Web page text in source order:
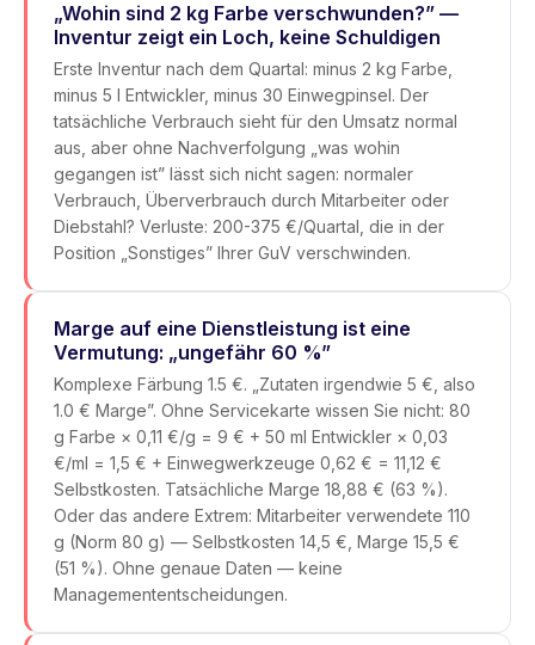
„Wohin sind 2 kg Farbe verschwunden?” —
Inventur zeigt ein Loch, keine Schuldigen
Erste Inventur nach dem Quartal: minus 2 kg Farbe,
minus 5 l Entwickler, minus 30 Einwegpinsel. Der
tatsächliche Verbrauch sieht für den Umsatz normal
aus, aber ohne Nachverfolgung „was wohin
gegangen ist” lässt sich nicht sagen: normaler
Verbrauch, Überverbrauch durch Mitarbeiter oder
Diebstahl? Verluste: 200-375 €/Quartal, die in der
Position „Sonstiges” Ihrer GuV verschwinden.
Marge auf eine Dienstleistung ist eine
Vermutung: „ungefähr 60 %”
Komplexe Färbung 1.5 €. „Zutaten irgendwie 5 €, also
1.0 € Marge”. Ohne Servicekarte wissen Sie nicht: 80
g Farbe × 0,11 €/g = 9 € + 50 ml Entwickler × 0,03
€/ml = 1,5 € + Einwegwerkzeuge 0,62 € = 11,12 €
Selbstkosten. Tatsächliche Marge 18,88 € (63 %).
Oder das andere Extrem: Mitarbeiter verwendete 110
g (Norm 80 g) — Selbstkosten 14,5 €, Marge 15,5 €
(51 %). Ohne genaue Daten — keine
Managemententscheidungen.